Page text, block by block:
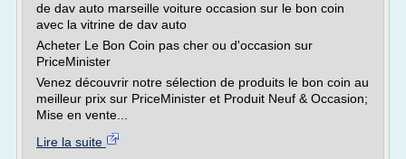
de dav auto marseille voiture occasion sur le bon coin
avec la vitrine de dav auto
Acheter Le Bon Coin pas cher ou d'occasion sur
PriceMinister
Venez découvrir notre sélection de produits le bon coin au
meilleur prix sur PriceMinister et Produit Neuf & Occasion;
Mise en vente...
Lire la suite